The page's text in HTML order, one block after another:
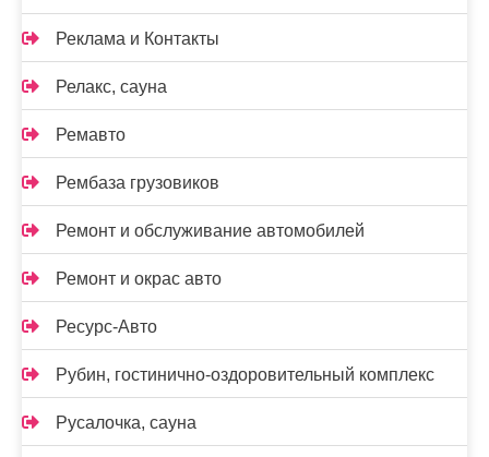
Реклама и Контакты
Релакс, сауна
Ремавто
Рембаза грузовиков
Ремонт и обслуживание автомобилей
Ремонт и окрас авто
Ресурс-Авто
Рубин, гостинично-оздоровительный комплекс
Русалочка, сауна